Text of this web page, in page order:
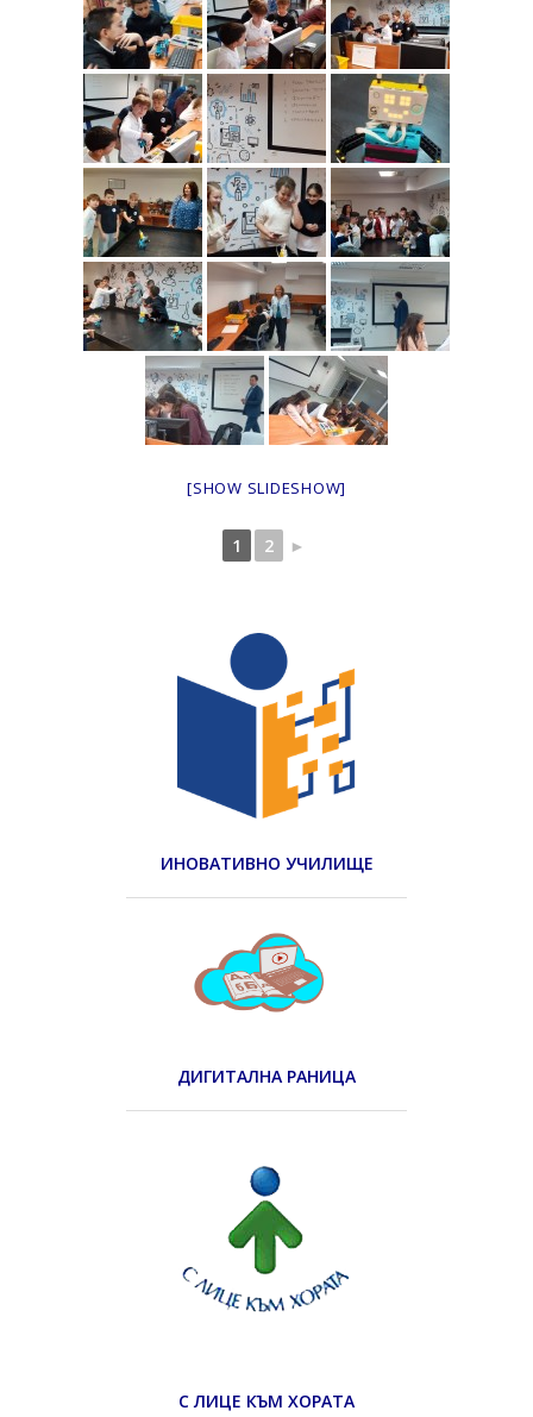
[SHOW SLIDESHOW]
1 2 ►
ИНОВАТИВНО УЧИЛИЩЕ
ДИГИТАЛНА РАНИЦА
С ЛИЦЕ КЪМ ХОРАТА